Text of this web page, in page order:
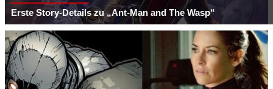
Erste Story-Details zu „Ant-Man and The Wasp“